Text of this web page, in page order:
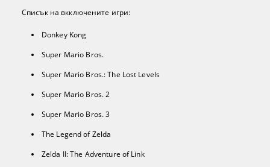
Списък на вкключените игри:
Donkey Kong
Super Mario Bros.
Super Mario Bros.: The Lost Levels
Super Mario Bros. 2
Super Mario Bros. 3
The Legend of Zelda
Zelda II: The Adventure of Link